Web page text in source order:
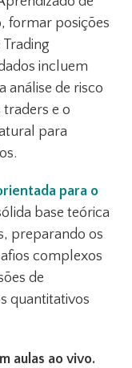
formar posições
incluem
análise de risco
e o
para
para o
base teórica
preparando os
complexos
de
quantitativos
aulas ao vivo.